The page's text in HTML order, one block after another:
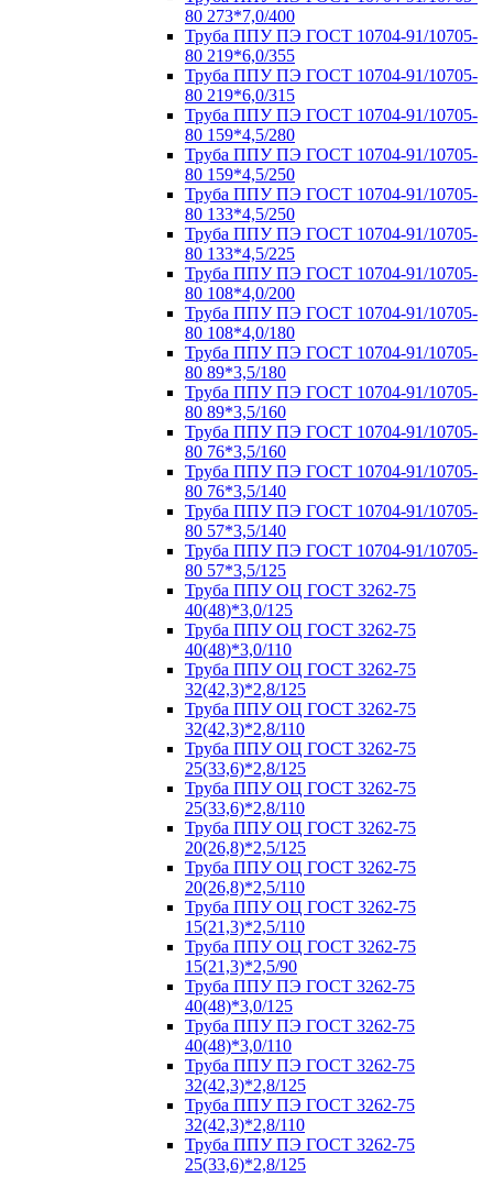
80 273*7,0/400
Труба ППУ ПЭ ГОСТ 10704-91/10705-
80 219*6,0/355
Труба ППУ ПЭ ГОСТ 10704-91/10705-
80 219*6,0/315
Труба ППУ ПЭ ГОСТ 10704-91/10705-
80 159*4,5/280
Труба ППУ ПЭ ГОСТ 10704-91/10705-
80 159*4,5/250
Труба ППУ ПЭ ГОСТ 10704-91/10705-
80 133*4,5/250
Труба ППУ ПЭ ГОСТ 10704-91/10705-
80 133*4,5/225
Труба ППУ ПЭ ГОСТ 10704-91/10705-
80 108*4,0/200
Труба ППУ ПЭ ГОСТ 10704-91/10705-
80 108*4,0/180
Труба ППУ ПЭ ГОСТ 10704-91/10705-
80 89*3,5/180
Труба ППУ ПЭ ГОСТ 10704-91/10705-
80 89*3,5/160
Труба ППУ ПЭ ГОСТ 10704-91/10705-
80 76*3,5/160
Труба ППУ ПЭ ГОСТ 10704-91/10705-
80 76*3,5/140
Труба ППУ ПЭ ГОСТ 10704-91/10705-
80 57*3,5/140
Труба ППУ ПЭ ГОСТ 10704-91/10705-
80 57*3,5/125
Труба ППУ ОЦ ГОСТ 3262-75
40(48)*3,0/125
Труба ППУ ОЦ ГОСТ 3262-75
40(48)*3,0/110
Труба ППУ ОЦ ГОСТ 3262-75
32(42,3)*2,8/125
Труба ППУ ОЦ ГОСТ 3262-75
32(42,3)*2,8/110
Труба ППУ ОЦ ГОСТ 3262-75
25(33,6)*2,8/125
Труба ППУ ОЦ ГОСТ 3262-75
25(33,6)*2,8/110
Труба ППУ ОЦ ГОСТ 3262-75
20(26,8)*2,5/125
Труба ППУ ОЦ ГОСТ 3262-75
20(26,8)*2,5/110
Труба ППУ ОЦ ГОСТ 3262-75
15(21,3)*2,5/110
Труба ППУ ОЦ ГОСТ 3262-75
15(21,3)*2,5/90
Труба ППУ ПЭ ГОСТ 3262-75
40(48)*3,0/125
Труба ППУ ПЭ ГОСТ 3262-75
40(48)*3,0/110
Труба ППУ ПЭ ГОСТ 3262-75
32(42,3)*2,8/125
Труба ППУ ПЭ ГОСТ 3262-75
32(42,3)*2,8/110
Труба ППУ ПЭ ГОСТ 3262-75
25(33,6)*2,8/125